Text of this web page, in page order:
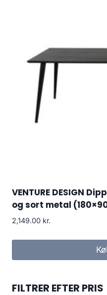
VENTURE DESIGN
og sort metal
2,149.00 kr.
FILTRER EFTER PRIS